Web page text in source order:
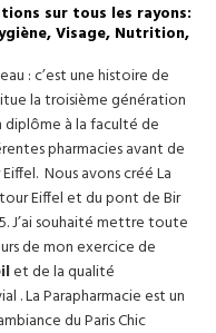
sur tous les rayons:
Visage, Nutrition,
: c’est une histoire de
la troisième génération
à la faculté de
pharmacies avant de
Nous avons créé La
Eiffelet du pont de Bir
J’ai souhaité mettre toute
de mon exercice de
et de la qualité
. La Parapharmacie est un
du Paris Chic